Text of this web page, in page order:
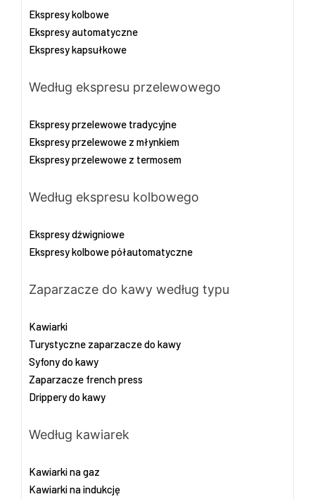
Ekspresy kolbowe
Ekspresy automatyczne
Ekspresy kapsułkowe
Według ekspresu przelewowego
Ekspresy przelewowe tradycyjne
Ekspresy przelewowe z młynkiem
Ekspresy przelewowe z termosem
Według ekspresu kolbowego
Ekspresy dźwigniowe
Ekspresy kolbowe półautomatyczne
Zaparzacze do kawy według typu
Kawiarki
Turystyczne zaparzacze do kawy
Syfony do kawy
Zaparzacze french press
Drippery do kawy
Według kawiarek
Kawiarki na gaz
Kawiarki na indukcję